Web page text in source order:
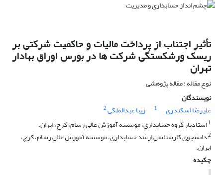
تأثیر اجتناب از پرداخت مالیات و حاکمیت شرکتی بر
ریسک ورشکستگی شرکت ها در بورس اوراق بهادار
تهران
نوع مقاله : مقاله پژوهشی
نویسندگان
علیرضا اسکندری
1 زیبا عبدالملکی2
1استادیار گروه حسابداری، موسسه آموزش عالی رسام، کرج، ایران.
2دانشجوی کارشناسی ارشد حسابداری، موسسه آموزش عالی رسام، کرج،
ایران.
چکیده